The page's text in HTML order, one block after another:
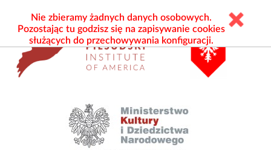
Nie zbieramy żadnych danych osobowych.
Pozostając tu godzisz się na zapisywanie cookies
służących do przechowywania konfiguracji.